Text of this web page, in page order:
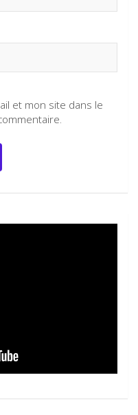
et mon site dans le